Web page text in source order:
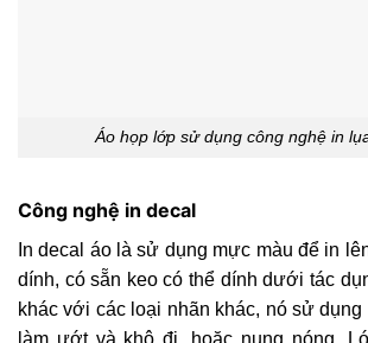
Áo họp lớp sử dụng công nghệ in
Công nghệ in decal
In decal áo là sử dụng mực màu để in
dính, có sẵn keo có thể dính dưới tác
khác với các loại nhãn khác, nó sử